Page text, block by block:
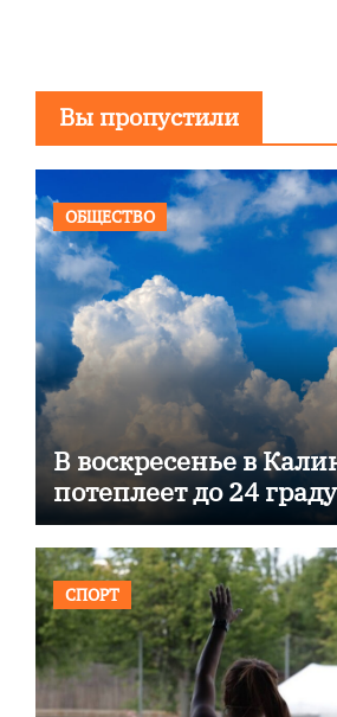
Вы пропустили
ОБЩЕСТВО
В воскресенье в
потеплеет до 24
СПОРТ